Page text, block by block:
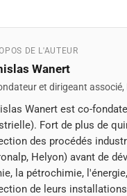
DE L'AUTEUR
Wanert
et dirigeant associé,
Wanert est co-
Fort de plus de
des procédés
Helyon) avant de
la pétrochimie,
de leurs